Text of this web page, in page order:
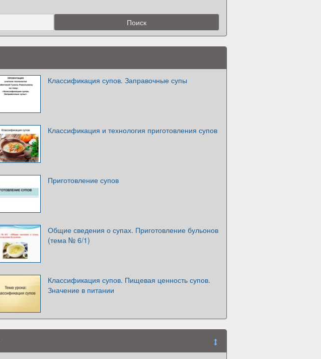
Классификация супов. Заправочные супы
Классификация и технология приготовления супов
Приготовление супов
Общие сведения о супах. Приготовление бульонов
(тема № 6/1)
Классификация супов. Пищевая ценность супов.
Значение в питании